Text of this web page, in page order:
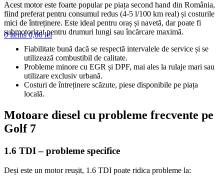
0items 0,00lei
Acest motor este foarte popular pe piața second hand din România,
fiind preferat pentru consumul redus (4-5 l/100 km real) și costurile
mici de întreținere. Este ideal pentru oraș și navetă, dar poate fi
submotorizat pentru drumuri lungi sau încărcare maximă.
Fiabilitate bună dacă se respectă intervalele de service și se
utilizează combustibil de calitate.
Probleme minore cu EGR și DPF, mai ales la rulaje mari sau
utilizare exclusiv urbană.
Costuri de întreținere scăzute, piese disponibile pe piața
locală.
Motoare diesel cu probleme frecvente pe
Golf 7
1.6 TDI – probleme specifice
Deși este un motor reușit, 1.6 TDI poate ridica probleme la: